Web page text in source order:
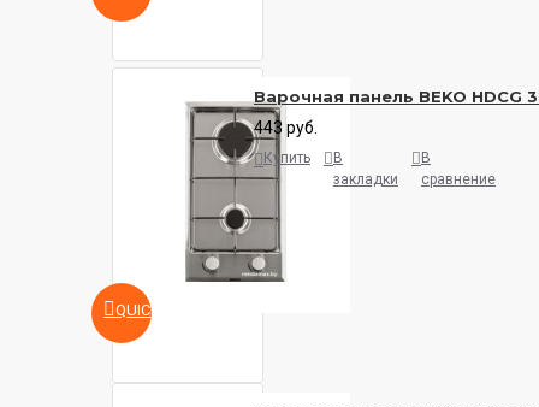
QUICKVIEW
Варочная панель BEKO HDCG
443 руб.
Купить
В
закладки
В
сравнение